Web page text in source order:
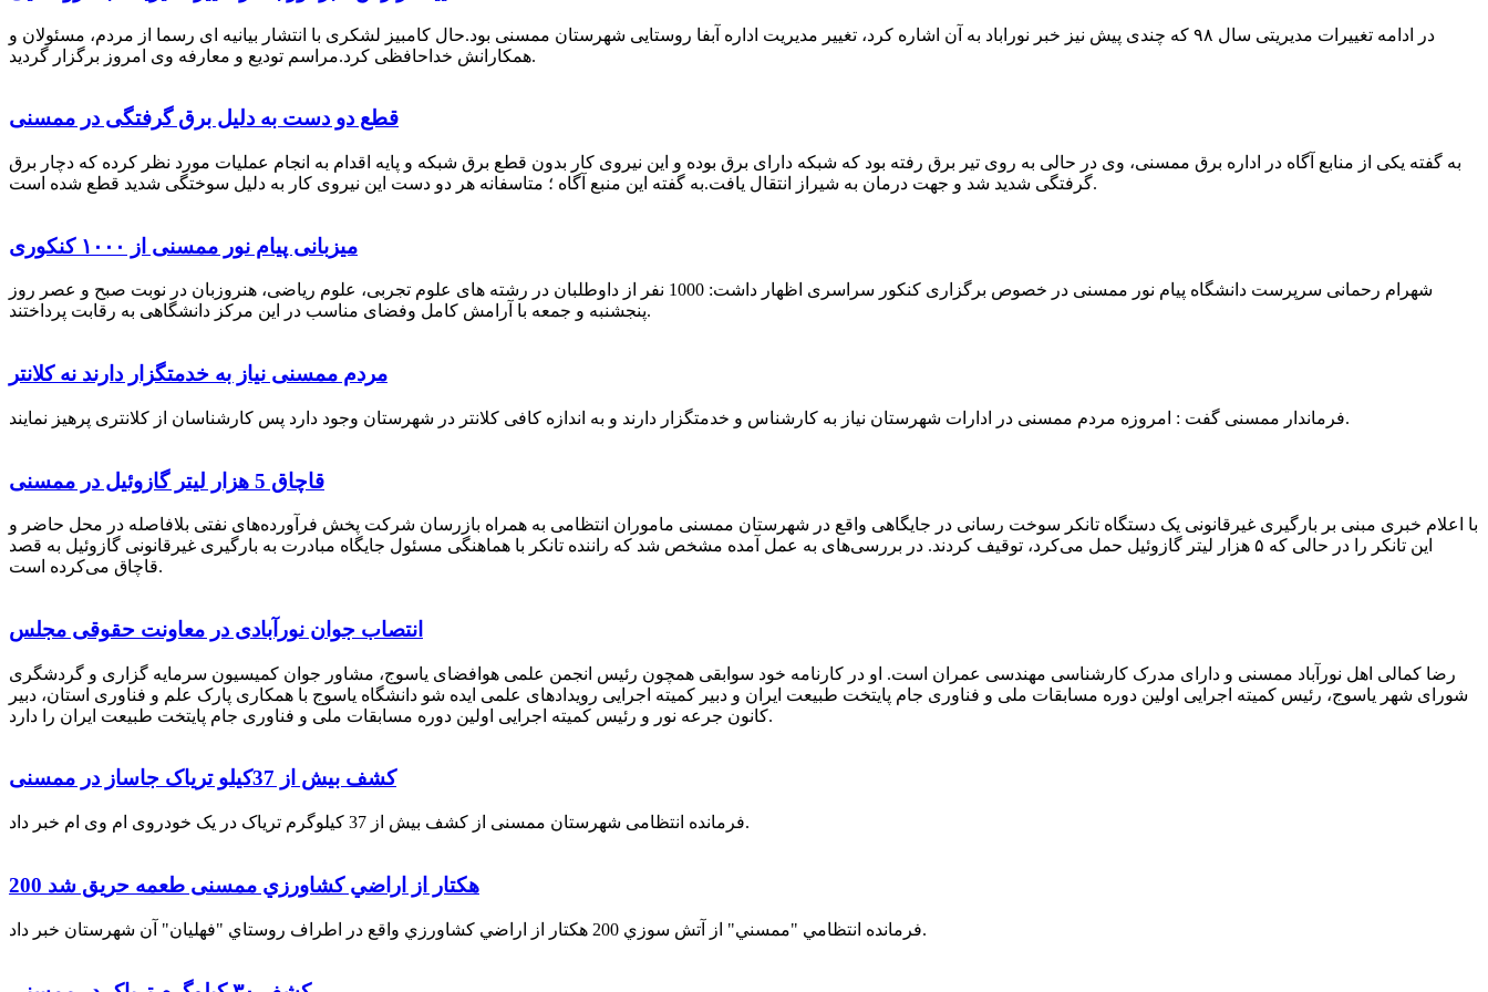
در ادامه تغییرات مدیریتی سال ۹۸ که چندی پیش نیز خبر نوراباد به آن اشاره کرد، تغییر مدیریت اداره آبفا روستایی شهرستان ممسنی بود.حال کامبیز لشکری با انتشار بیانیه ای رسما از مردم، مسئولان و
همکارانش خداحافظی کرد.مراسم تودیع و معارفه وی امروز برگزار گردید.
قطع دو دست به دلیل برق گرفتگی در ممسنی
به گفته یکی از منابع آگاه در اداره برق ممسنی، وی در حالی به روی تیر برق رفته بود که شبکه دارای برق بوده و این نیروی کار بدون قطع برق شبکه و پایه اقدام به انجام عملیات مورد نظر کرده که دچار برق
گرفتگی شدید شد و جهت درمان به شیراز انتقال یافت.به گفته این منبع آگاه ؛ متاسفانه هر دو دست این نیروی کار به دلیل سوختگی شدید قطع شده است.
میزبانی پیام نور ممسنی از ۱۰۰۰ کنکوری
شهرام رحمانی سرپرست دانشگاه پیام نور ممسنی در خصوص برگزاری کنکور سراسری اظهار داشت: 1000 نفر از داوطلبان در رشته های علوم تجربی، علوم ریاضی، هنروزبان در نوبت صبح و عصر روز
پنجشنبه و جمعه با آرامش کامل وفضای مناسب در این مرکز دانشگاهی به رقابت پرداختند.
مردم ممسنی نیاز به خدمتگزار دارند نه کلانتر
فرماندار ممسنی گفت : امروزه مردم ممسنی در ادارات شهرستان نیاز به کارشناس و خدمتگزار دارند و به اندازه کافی کلانتر در شهرستان وجود دارد پس کارشناسان از کلانتری پرهیز نمایند.
قاچاق 5 هزار لیتر گازوئیل در ممسنی
با اعلام خبری مبنی بر بارگیری غیرقانونی یک دستگاه تانکر سوخت رسانی در جایگاهی واقع در شهرستان ممسنی ماموران انتظامی به همراه بازرسان شرکت پخش فرآورده‌های نفتی بلافاصله در محل حاضر و
این تانکر را در حالی که ۵ هزار لیتر گازوئیل حمل می‌کرد، توقیف کردند. در بررسی‌های به عمل آمده مشخص شد که راننده تانکر با هماهنگی مسئول جایگاه مبادرت به بارگیری غیرقانونی گازوئیل به قصد
قاچاق می‌کرده است.
انتصاب جوان نورآبادی در معاونت حقوقی مجلس
رضا کمالی اهل نورآباد ممسنی و دارای مدرک کارشناسی مهندسی عمران است. او در کارنامه خود سوابقی همچون رئیس انجمن علمی هوافضای یاسوج، مشاور جوان کمیسیون سرمایه گزاری و گردشگری
شورای شهر یاسوج، رئیس کمیته اجرایی اولین دوره مسابقات ملی و فناوری جام پایتخت طبیعت ایران و دبیر کمیته اجرایی رویدادهای علمی ایده شو دانشگاه یاسوج با همکاری پارک علم و فناوری استان، دبیر
کانون جرعه نور و رئیس کمیته اجرایی اولین دوره مسابقات ملی و فناوری جام پایتخت طبیعت ایران را دارد.
کشف بیش از 37کیلو تریاک جاساز در ممسنی
فرمانده انتظامی شهرستان ممسنی از کشف بیش از 37 کیلوگرم تریاک در یک خودروی ام وی ام خبر داد.
200 هكتار از اراضي كشاورزي ممسنی طعمه حریق شد
فرمانده انتظامي "ممسني" از آتش سوزي 200 هكتار از اراضي كشاورزي واقع در اطراف روستاي "فهلیان" آن شهرستان خبر داد.